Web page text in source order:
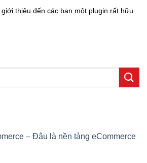
thiệu đến các bạn một plugin rất hữu
– Đâu là nền tảng eCommerce